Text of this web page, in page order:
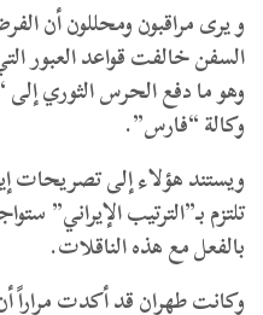
و يرى مراقبون ومحللون أن
السفن خالفت قواعد العبور
وهو ما دفع الحرس الثوري إلى
وكالة “فارس”.
ويستند هؤلاء إلى تصريحات
تلتزم بـ”الترتيب الإيراني”
بالفعل مع هذه الناقلات.
وكانت طهران قد أكدت مراراً